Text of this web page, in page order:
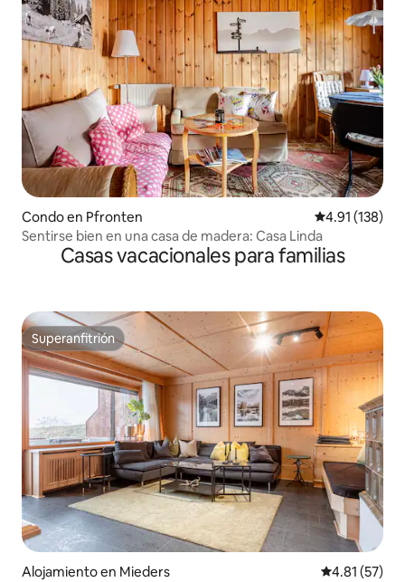
Condo en Pfronten Calificación
4.91 (138)
Sentirse bien en una casa de madera: Casa Linda
Casas vacacionales para familias
Superanfitrión
Superanfitrión
Alojamiento en Mieders Calificación
4.81 (57)